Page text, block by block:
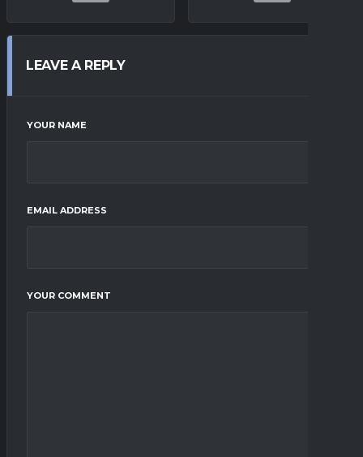
LEAVE A REPLY
YOUR NAME
EMAIL ADDRESS
YOUR COMMENT